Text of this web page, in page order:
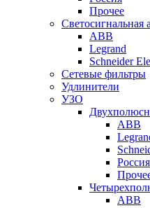
Прочее
Светосигнальная
ABB
Legrand
Schneider
Сетевые фильтры
Удлинители
УЗО
ABB
Россия
ABB